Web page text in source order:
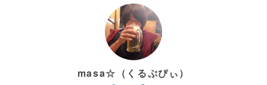
masa☆（くるぷぴぃ）